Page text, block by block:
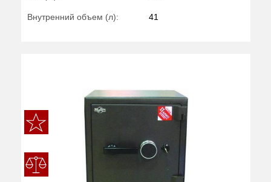
Внутренний объем (л): 41